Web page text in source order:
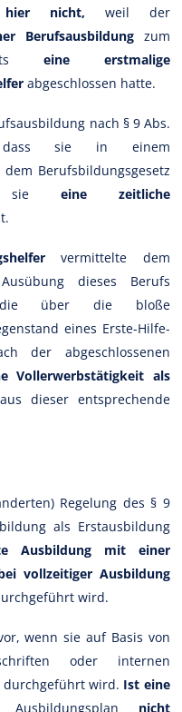
nicht, weil der
Berufsausbildung zum
eine erstmalige
abgeschlossen hatte.
nach § 9 Abs.
sie in einem
Berufsbildungsgesetz
eine zeitliche
vermittelte dem
dieses Berufs
die über die bloße
eines Erste-Hilfe-
der abgeschlossenen
Vollerwerbstätigkeit als
dieser entsprechende
Regelung des § 9
als Erstausbildung
Ausbildung mit einer
vollzeitiger Ausbildung
wird.
wenn sie auf Basis von
oder internen
durchgeführt wird. Ist eine
nicht